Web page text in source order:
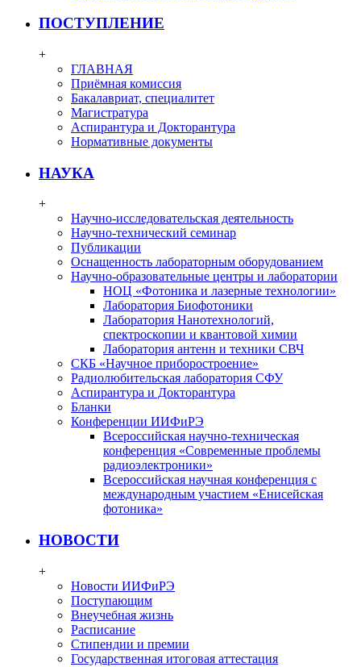
ПОСТУПЛЕНИЕ
+
ГЛАВНАЯ
Приёмная комиссия
Бакалавриат, специалитет
Магистратура
Аспирантура и Докторантура
Нормативные документы
НАУКА
+
Научно-исследовательская деятельность
Научно-технический семинар
Публикации
Оснащенность лабораторным оборудованием
Научно-образовательные центры и лаборатории
НОЦ «Фотоника и лазерные технологии»
Лаборатория Биофотоники
Лаборатория Нанотехнологий,
спектроскопии и квантовой химии
Лаборатория антенн и техники СВЧ
СКБ «Научное приборостроение»
Радиолюбительская лаборатория СФУ
Аспирантура и Докторантура
Бланки
Конференции ИИФиРЭ
Всероссийская научно-техническая
конференция «Современные проблемы
радиоэлектроники»
Всероссийская научная конференция с
международным участием «Енисейская
фотоника»
НОВОСТИ
+
Новости ИИФиРЭ
Поступающим
Внеучебная жизнь
Расписание
Стипендии и премии
Государственная итоговая аттестация